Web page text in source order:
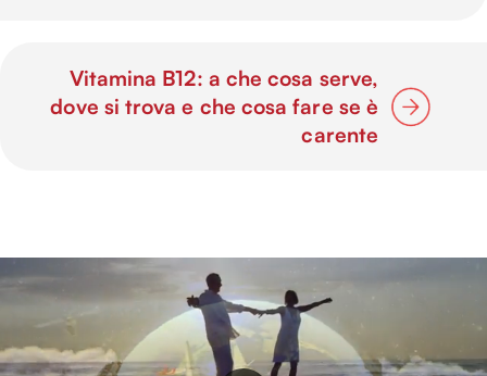
Vitamina B12: a che cosa serve,
dove si trova e che cosa fare se è
carente